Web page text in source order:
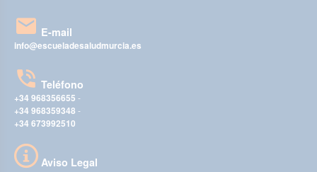
E-mail
info@escueladesaludmurcia.es
Teléfono
+34 968356655 -
+34 968359348 -
+34 673992510
Aviso Legal